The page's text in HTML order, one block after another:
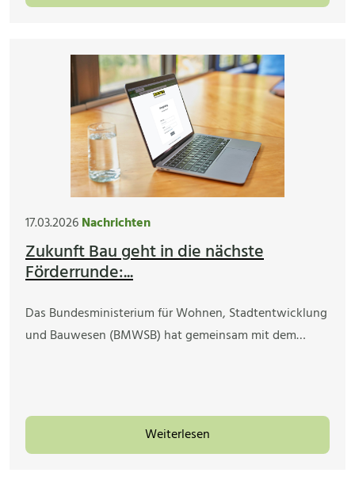
17.03.2026Nachrichten
Zukunft Bau geht in die nächste
Förderrunde:...
Das Bundesministerium für Wohnen, Stadtentwicklung
und Bauwesen (BMWSB) hat gemeinsam mit dem…
Weiterlesen